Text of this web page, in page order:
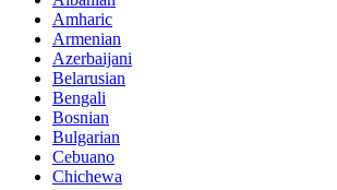
Amharic
Armenian
Azerbaijani
Belarusian
Bengali
Bosnian
Bulgarian
Cebuano
Chichewa